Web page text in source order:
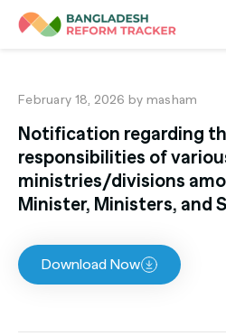
Skip
February 18, 2026 by masham
Notification regarding
responsibilities of
ministries/divisions
Minister, Ministers, and
Download Now